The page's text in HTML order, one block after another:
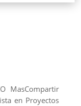
MasCompartir
en Proyectos